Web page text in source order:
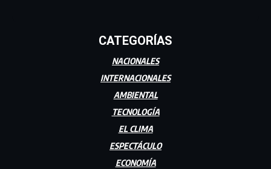
CATEGORÍAS
NACIONALES
INTERNACIONALES
AMBIENTAL
TECNOLOGÍA
EL CLIMA
ESPECTÁCULO
ECONOMÍA